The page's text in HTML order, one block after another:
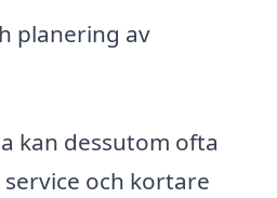
planering av
kan dessutom ofta
och kortare